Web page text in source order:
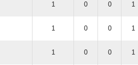
1 0 0 1
1 0 0 1
1 0 0 1